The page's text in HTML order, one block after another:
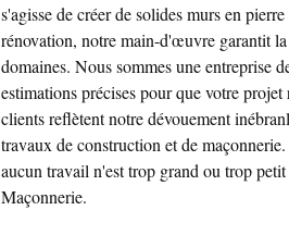
s'agisse de créer de solides murs en
rénovation, notre main-d'œuvre garantit
domaines. Nous sommes une entreprise
estimations précises pour que votre
clients reflètent notre dévouement
travaux de construction et de
aucun travail n'est trop grand ou trop
Maçonnerie.